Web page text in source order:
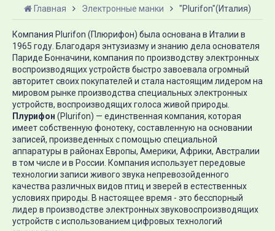
Главная Электронные манки "Plurifon"(Италия)
Компания Plurifon (Плюрифон) была основана в Италии в
1965 году. Благодаря энтузиазму и знанию дела основателя
Париде Бонначини, компания по производству электронных
воспроизводящих устройств быстро завоевала огромный
авторитет своих покупателей и стала настоящим лидером на
мировом рынке производства специальных электронных
устройств, воспроизводящих голоса живой природы.
Плурифон (Plurifon) — единственная компания, которая
имеет собственную фонотеку, составленную на основании
записей, произведенных с помощью специальной
аппаратуры в районах Европы, Америки, Африки, Австралии
в том числе и в России. Компания использует передовые
технологии записи живого звука непревозойденного
качества различных видов птиц и зверей в естественных
условиях природы. В настоящее время - это бесспорный
лидер в производстве электронных звуковоспроизводящих
устройств с использованием цифровых технологий